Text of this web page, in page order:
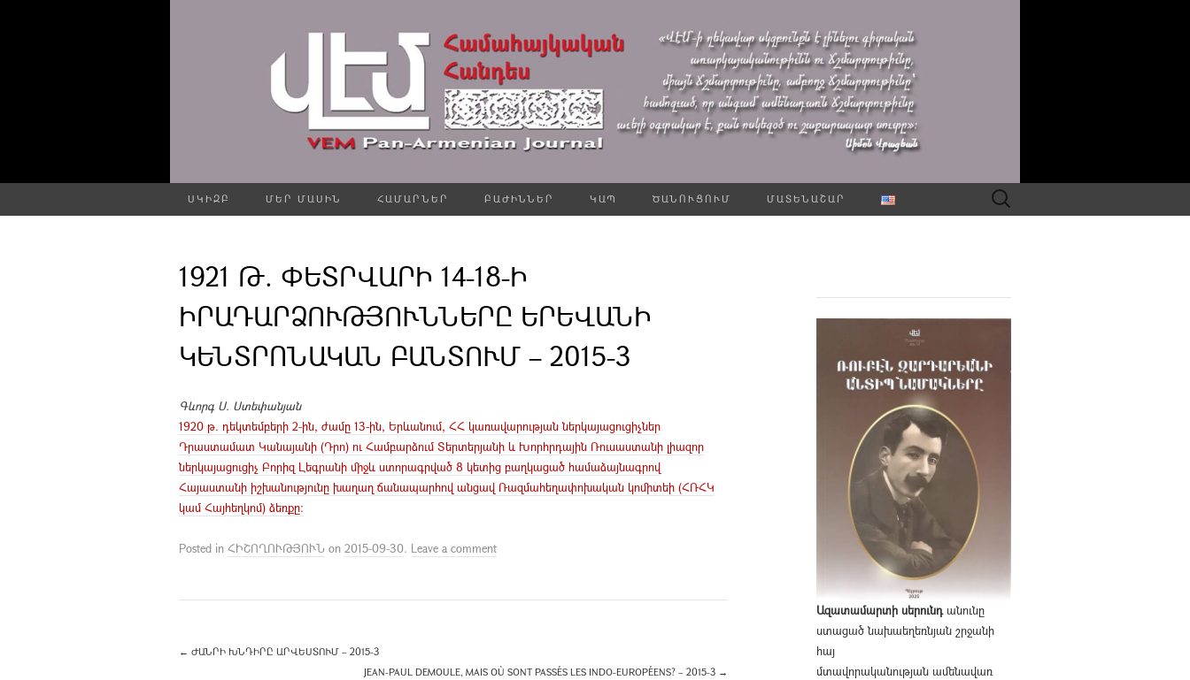
ՍԿԻԶԲ ՄԵՐ ՄԱՍԻՆ ՀԱՄԱՐՆԵՐ ԲԱԺԻՆՆԵՐ ԿԱՊ ԾԱՆՈՒՑՈՒՄ ՄԱՏԵՆԱՇԱՐ Որոնել՝
1921 Թ. ՓԵՏՐՎԱՐԻ 14-18-Ի
ԻՐԱԴԱՐՁՈՒԹՅՈՒՆՆԵՐԸ ԵՐԵՎԱՆԻ
ԿԵՆՏՐՈՆԱԿԱՆ ԲԱՆՏՈՒՄ – 2015-3
Գևորգ Ս. Ստեփանյան
1920 թ. դեկտեմբերի 2-ին, ժամը 13-ին, Երևանում, ՀՀ կառավարության ներկայացուցիչներ
Դրաստամատ Կանայանի (Դրո) ու Համբարձում Տերտերյանի և Խորհրդային Ռուսաստանի լիազոր
ներկայացուցիչ Բորիզ Լեգրանի միջև ստորագրված 8 կետից բաղկացած համաձայնագրով
Հայաստանի իշխանությունը խաղաղ ճանապարհով անցավ Ռազմահեղափոխական կոմիտեի (ՀՌՀԿ
կամ Հայհեղկոմ) ձեռքը:
Posted in ՀԻՇՈՂՈՒԹՅՈՒՆ on 2015-09-30. Leave a comment
← ԺԱՆՐԻ ԽՆԴԻՐԸ ԱՐՎԵՍՏՈՒՄ – 2015-3
JEAN-PAUL DEMOULE, MAIS OÙ SONT PASSÉS LES INDO-EUROPÉENS? – 2015-3 →
Ազատամարտի սերունդանունը
ստացած նախաեղեռնյան շրջանի
հայ
մտավորականության ամենավառ